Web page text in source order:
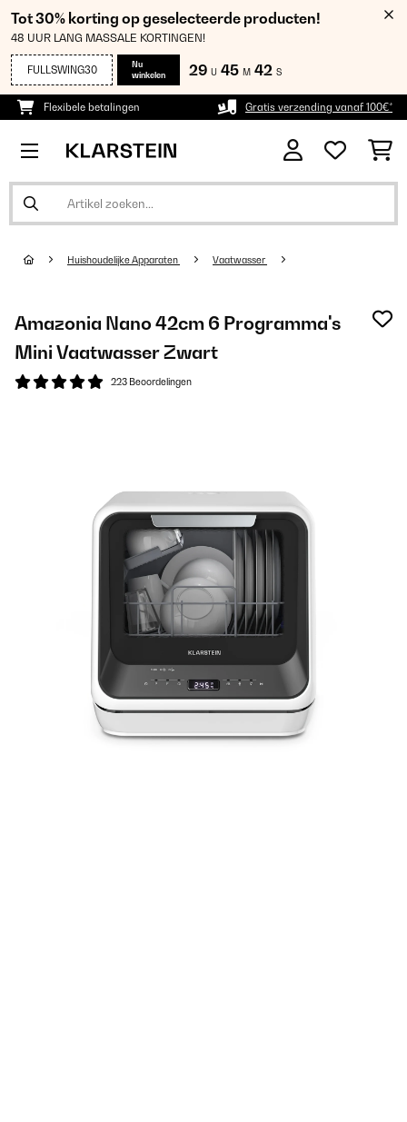
Tot 30% korting op geselecteerde producten!
48 UUR LANG MASSALE KORTINGEN!
FULLSWING30
Nu
winkelen
29 U 45 M 41 S
Flexibele betalingen Gratis verzending vanaf 100€*
Huishoudelijke Apparaten Vaatwasser
Amazonia Nano 42cm 6 Programma's
Mini Vaatwasser​ Zwart
223 Beoordelingen